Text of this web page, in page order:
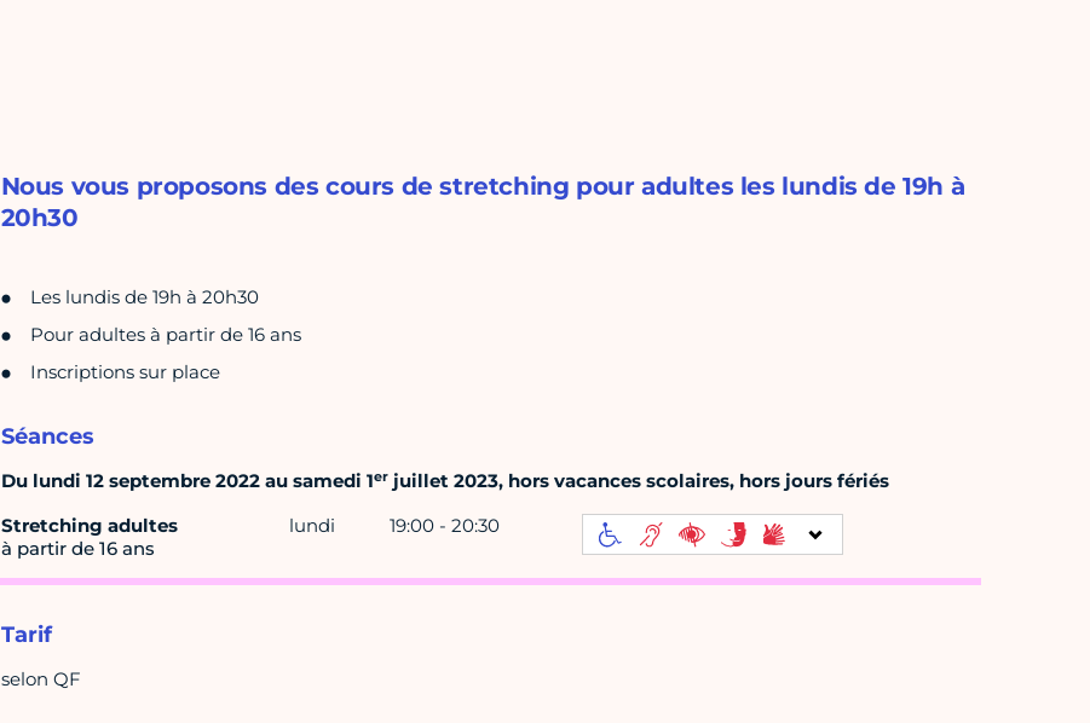
Nous vous proposons des cours de stretching pour adultes les lundis de 19h à
20h30
Les lundis de 19h à 20h30
Pour adultes à partir de 16 ans
Inscriptions sur place
Séances
Du lundi 12 septembre 2022 au samedi 1erjuillet 2023, hors vacances scolaires, hors jours fériés
Stretching adultes
à partir de 16 ans
lundi 19:00 - 20:30
Tarif
selon QF